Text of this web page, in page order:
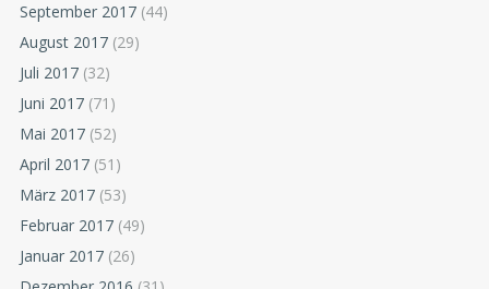
September 2017 (44)
August 2017 (29)
Juli 2017 (32)
Juni 2017 (71)
Mai 2017 (52)
April 2017 (51)
März 2017 (53)
Februar 2017 (49)
Januar 2017 (26)